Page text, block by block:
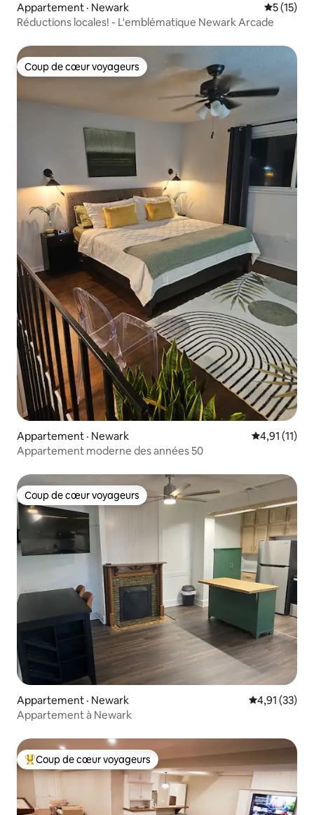
Appartement · Newark Note
5 (15)
Réductions locales! - L'emblématique Newark Arcade
Coup de cœur voyageurs
Coup de cœur voyageurs
Appartement · Newark Note
4,91 (11)
Appartement moderne des années 50
Coup de cœur voyageurs
Coup de cœur voyageurs
Appartement · Newark Note
4,91 (33)
Appartement à Newark
Coup de cœur voyageurs parmi les plus aimés
Coup de cœur voyageurs